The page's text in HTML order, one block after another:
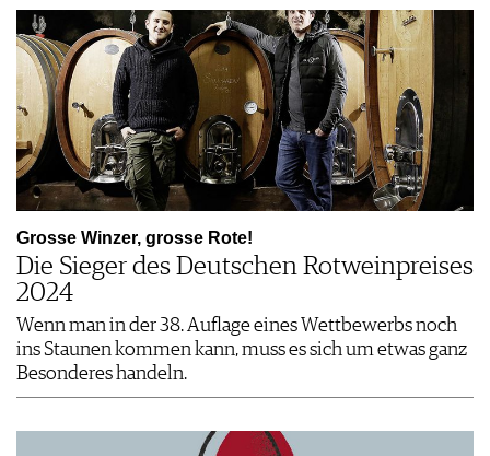
Grosse Winzer, grosse Rote!
Die Sieger des Deutschen Rotweinpreises
2024
Wenn man in der 38. Auflage eines Wettbewerbs noch
ins Staunen kommen kann, muss es sich um etwas ganz
Besonderes handeln.